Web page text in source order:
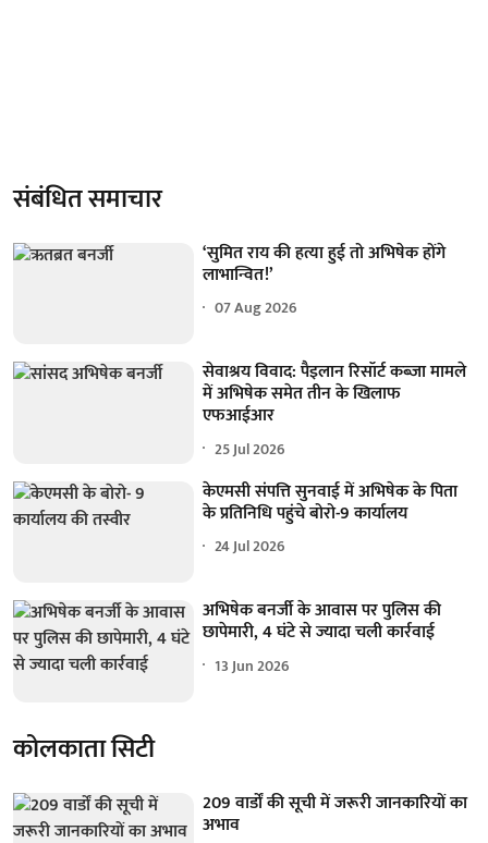
संबंधित समाचार
‘सुमित राय की हत्या हुई तो अभिषेक होंगे
लाभान्वित!’
07 Aug 2026
सेवाश्रय विवाद: पैइलान रिसॉर्ट कब्जा मामले
में अभिषेक समेत तीन के खिलाफ
एफआईआर
25 Jul 2026
केएमसी संपत्ति सुनवाई में अभिषेक के पिता
के प्रतिनिधि पहुंचे बोरो-9 कार्यालय
24 Jul 2026
अभिषेक बनर्जी के आवास पर पुलिस की
छापेमारी, 4 घंटे से ज्यादा चली कार्रवाई
13 Jun 2026
कोलकाता सिटी
209 वार्डों की सूची में जरूरी जानकारियों का
अभाव